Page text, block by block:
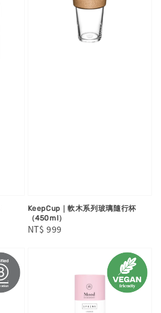
KeepCup｜軟木系列玻璃隨行杯
（450ml）
Regular
NT$ 999